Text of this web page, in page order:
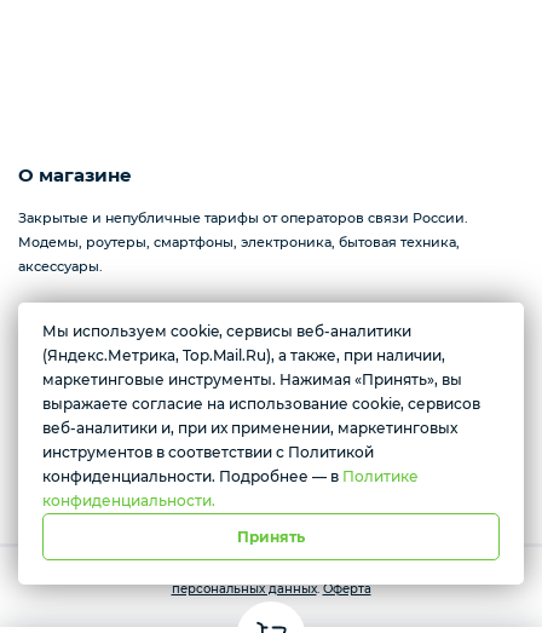
О магазине
Закрытые и непубличные тарифы от операторов связи России.
Модемы, роутеры, смартфоны, электроника, бытовая техника,
аксессуары.
Севастополь, проспект Генерала Острякова, 233
Ежедневно с 10:00 до 17:00
Условия доставки
персональных данных.Оферта
Мы используем cookie, сервисы веб-аналитики
(Яндекс.Метрика, Top.Mail.Ru), а также, при наличии,
маркетинговые инструменты. Нажимая «Принять», вы
выражаете согласие на использование cookie, сервисов
веб-аналитики и, при их применении, маркетинговых
инструментов в соответствии с Политикой
конфиденциальности. Подробнее — в Политике
конфиденциальности.
Принять
Желаете подозвать сотрудника
Да